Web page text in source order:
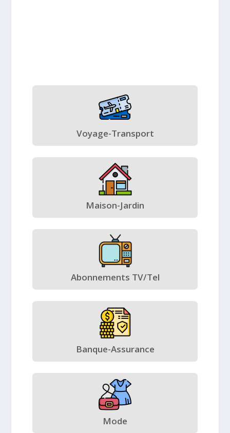
Voyage-Transport
Maison-Jardin
Abonnements TV/Tel
Banque-Assurance
Mode